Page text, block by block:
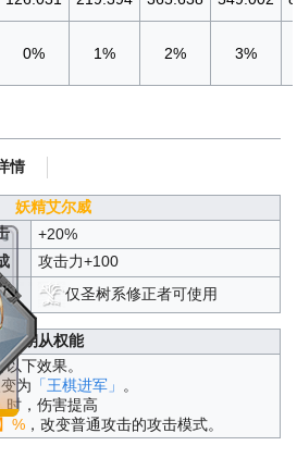
0% 1% 2% 3%
情
妖精艾尔威
+20%
攻击力+100
仅圣树系修正者可使用
钥从权能
下效果。
为 「王棋进军」
。
时，伤害提高
%，改变普通攻击的攻击模式。